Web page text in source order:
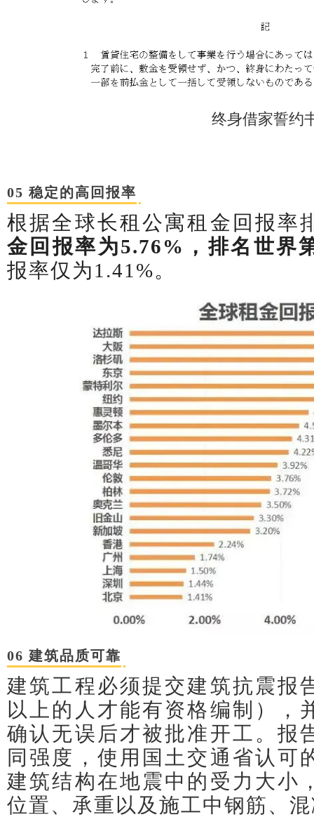
终身借家誓约
05 稳定的高回报率
根据全球长租公寓租金回报率
金回报率为5.76% ，排名世界
报率仅为1.41%。
06 建筑品质可靠
建筑工程必须提交建筑抗震报
以上的人才能有资格编制），
确认无误后才被批准开工。报
同强度，使用国土交通省认可
建筑结构在地震中的受力大小
位置、承重以及施工中钢筋、